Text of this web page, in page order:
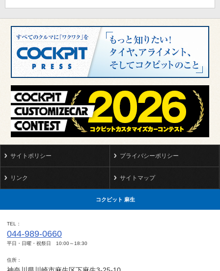
サイトポリシー プライバシーポリシー
リンク サイトマップ
コクピット 麻生
TEL
044-989-0660
平日・日曜・祝祭日 10:00～18:30
住所